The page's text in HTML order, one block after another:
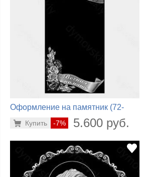
Оформление на памятник (72-
-7% 5.600 руб.
Купить